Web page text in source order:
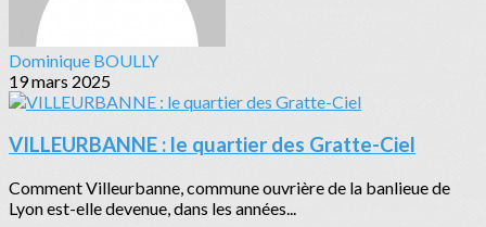
Dominique BOULLY
19 mars 2025
VILLEURBANNE : le quartier des Gratte-Ciel
Comment Villeurbanne, commune ouvrière de la banlieue de
Lyon est-elle devenue, dans les années...